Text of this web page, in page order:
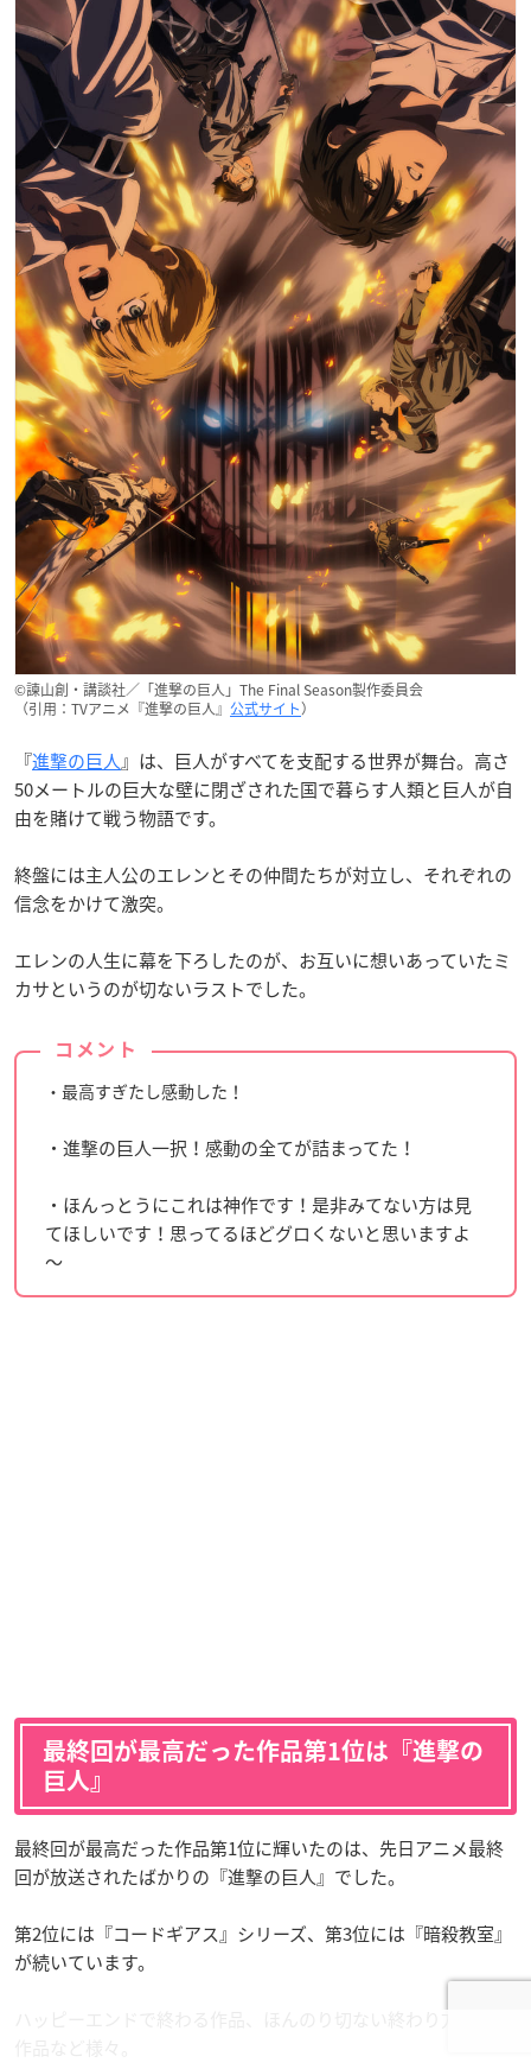
©諫山創・講談社／「進撃の巨人」The Final Season製作委員会
（引用：TVアニメ『進撃の巨人』 公式サイト）
『進撃の巨人』は、巨人がすべてを支配する世界が舞台。高さ
50メートルの巨大な壁に閉ざされた国で暮らす人類と巨人が自
由を賭けて戦う物語です。
終盤には主人公のエレンとその仲間たちが対立し、それぞれの
信念をかけて激突。
エレンの人生に幕を下ろしたのが、お互いに想いあっていたミ
カサというのが切ないラストでした。
コメント
・最高すぎたし感動した！
・進撃の巨人一択！感動の全てが詰まってた！
・ほんっとうにこれは神作です！是非みてない方は見
てほしいです！思ってるほどグロくないと思いますよ
～
最終回が最高だった作品第1位は『進撃の
巨人』
最終回が最高だった作品第1位に輝いたのは、先日アニメ最終
回が放送されたばかりの『進撃の巨人』でした。
第2位には『コードギアス』シリーズ、第3位には『暗殺教室』
が続いています。